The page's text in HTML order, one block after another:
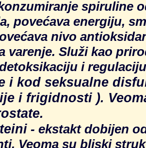
spiruline
povećava energiju,
nivo
varenje. Služi kao
i
i kod seksualne
i frigidnosti ).
- ekstakt dobijen
Veoma su bliski